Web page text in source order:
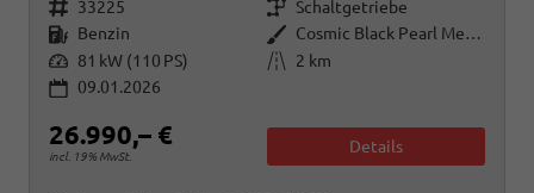
Fahrzeugnr. 33225 Getriebe Schaltgetriebe
Kraftstoff Benzin Außenfarbe
Cosmic Black Pearl Metallic
Leistung 81 kW (110 PS) Kilometerstand
2 km
09.01.2026
26.990,– €
incl. 19% MwSt.
Details